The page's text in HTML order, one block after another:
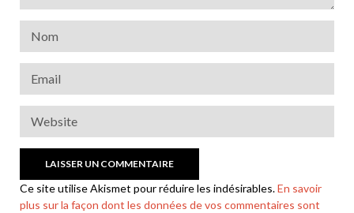
Ce site utilise Akismet pour réduire les indésirables.En savoir
plus sur la façon dont les données de vos commentaires sont